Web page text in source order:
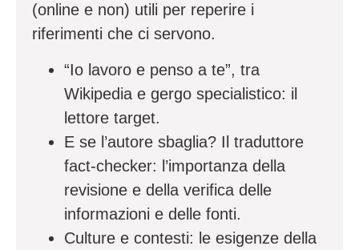
(online e non) utili per reperire i
riferimenti che ci servono.
“Io lavoro e penso a te”, tra
Wikipedia e gergo specialistico: il
lettore target.
E se l’autore sbaglia? Il traduttore
fact-checker: l’importanza della
revisione e della verifica delle
informazioni e delle fonti.
Culture e contesti: le esigenze della